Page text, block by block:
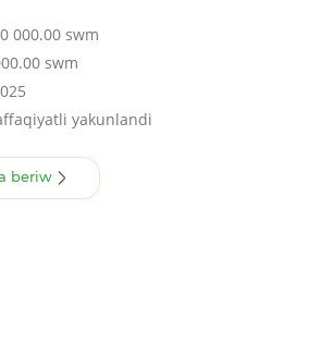
000.00 swm
swm
yakunlandi
beriw